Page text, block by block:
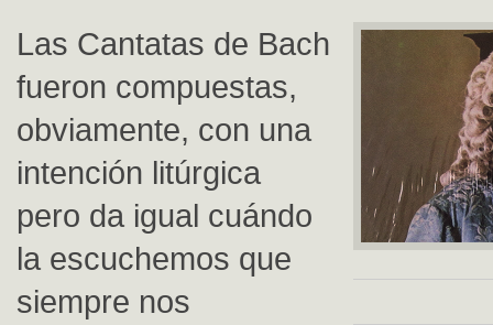
Las Cantatas de Bach
fueron compuestas,
obviamente, con una
intención litúrgica
pero da igual cuándo
la escuchemos que
siempre nos